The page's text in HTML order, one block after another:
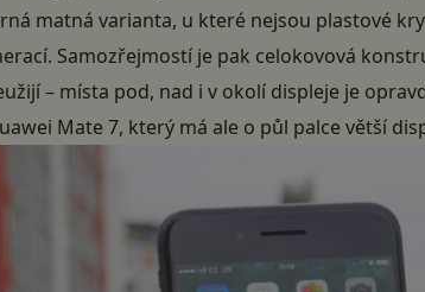
matná varianta, u které nejsou plastové
Samozřejmostí je pak celokovová
– místa pod, nad i v okolí displeje je
Mate 7, který má ale o půl palce větší